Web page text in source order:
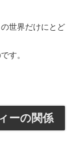
世界だけにとど
す。
ーの関係